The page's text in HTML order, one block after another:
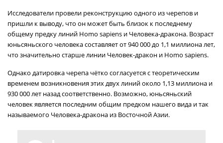
Исследователи провели реконструкцию одного из черепов и
пришли к выводу, что он может быть близок к последнему
общему предку линий Homo sapiens и Человека-дракона. Возраст
юньсяньского человека составляет от 940 000 до 1,1 миллиона лет,
что значительно старше линии Человек-дракон и Homo sapiens.
Однако датировка черепа чётко согласуется с теоретическим
временем возникновения этих двух линий около 1,13 миллиона и
930 000 лет назад соответственно. Возможно, юньсяньский
человек является последним общим предком нашего вида и так
называемого Человека-дракона из Восточной Азии.